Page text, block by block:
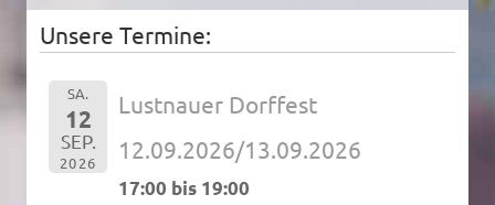
Unsere Termine:
SA.
12
SEP.
2026
Lustnauer Dorffest
12.09.2026/13.09.2026
17:00 bis 19:00